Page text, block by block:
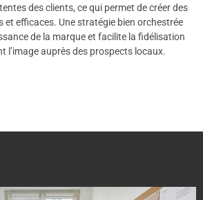
des clients, ce qui permet de créer des
et efficaces. Une stratégie bien orchestrée
de la marque et facilite la fidélisation
l’image auprès des prospects locaux.